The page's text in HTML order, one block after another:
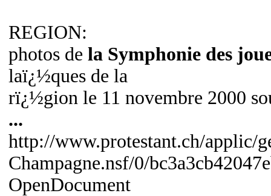
REGION:
photos de la Symphonie des
laï¿½ques de la
rï¿½gion le 11 novembre 2000
...
http://www.protestant.ch/applic/
Champagne.nsf/0/
OpenDocument